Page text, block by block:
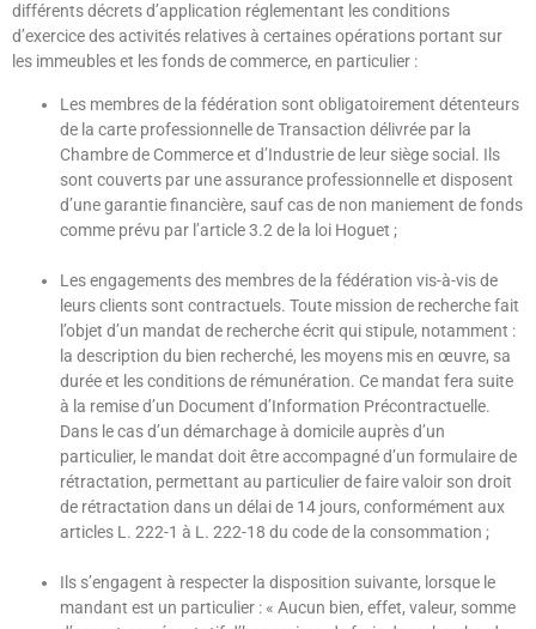
différents décrets d’application réglementant les conditions
d’exercice des activités relatives à certaines opérations portant sur
les immeubles et les fonds de commerce, en particulier :
Les membres de la fédération sont obligatoirement détenteurs
de la carte professionnelle de Transaction délivrée par la
Chambre de Commerce et d’Industrie de leur siège social. Ils
sont couverts par une assurance professionnelle et disposent
d’une garantie financière, sauf cas de non maniement de fonds
comme prévu par l’article 3.2 de la loi Hoguet ;
Les engagements des membres de la fédération vis-à-vis de
leurs clients sont contractuels. Toute mission de recherche fait
l’objet d’un mandat de recherche écrit qui stipule, notamment :
la description du bien recherché, les moyens mis en œuvre, sa
durée et les conditions de rémunération. Ce mandat fera suite
à la remise d’un Document d’Information Précontractuelle.
Dans le cas d’un démarchage à domicile auprès d’un
particulier, le mandat doit être accompagné d’un formulaire de
rétractation, permettant au particulier de faire valoir son droit
de rétractation dans un délai de 14 jours, conformément aux
articles L. 222-1 à L. 222-18 du code de la consommation ;
Ils s’engagent à respecter la disposition suivante, lorsque le
mandant est un particulier : « Aucun bien, effet, valeur, somme